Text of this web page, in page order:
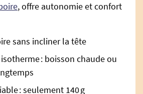
, offre autonomie et confort
sans incliner la tête
: boisson chaude ou
: seulement 140 g